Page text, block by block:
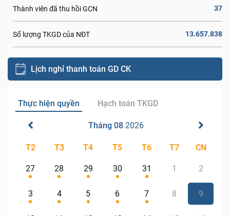
Thành viên đã thu hồi GCN 37
Số lượng TKGD của NĐT 13.657.838
Lịch nghỉ thanh toán GD CK
Thực hiện quyền Hạch toán TKGD
Tháng 08 2026
T2 T3 T4 T5 T6 T7 CN
27 28 29 30 31 1 2
3 4 5 6 7 8 9